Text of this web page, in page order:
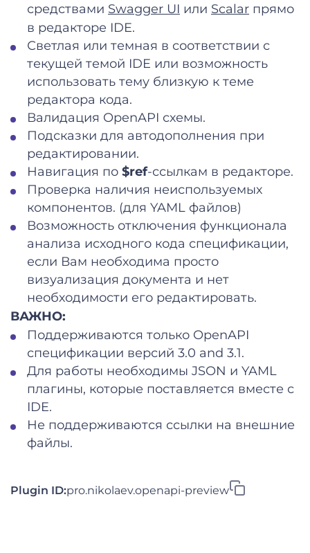
средствами Swagger UI или Scalar прямо
в редакторе IDE.
Светлая или темная в соответствии с
текущей темой IDE или возможность
использовать тему близкую к теме
редактора кода.
Валидация OpenAPI схемы.
Подсказки для автодополнения при
редактировании.
Навигация по $ref-ссылкам в редакторе.
Проверка наличия неиспользуемых
компонентов. (для YAML файлов)
Возможность отключения функционала
анализа исходного кода спецификации,
если Вам необходима просто
визуализация документа и нет
необходимости его редактировать.
ВАЖНО:
Поддерживаются только OpenAPI
спецификации версий 3.0 and 3.1.
Для работы необходимы JSON и YAML
плагины, которые поставляется вместе с
IDE.
Не поддерживаются ссылки на внешние
файлы.
Plugin ID:pro.nikolaev.openapi-preview